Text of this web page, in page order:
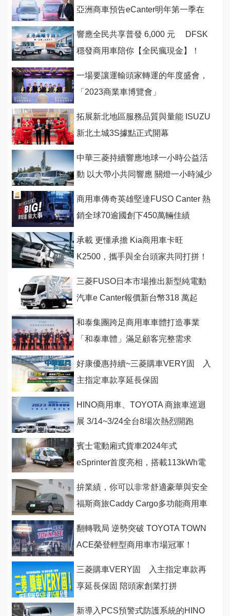
亞洲商車預告eCanter明年第一季在
響應全民共享普發 6,000 元 DFSK
穩發商用車陪你【全民瘋現金】！
一場要讓運輸頭家轉運的年度盛會，
「2023商業車博覽會」
拓展新北地區服務品質與量能 ISUZU
新北土城3S據點正式開幕
中華三菱持續響應地球一小時公益活
動 以大帶小共同響應 關燈一小時減少
商用車傳奇英雄堅達FUSO Canter 熱
銷全球70逾國創下450萬輛佳績
承載 更懂承擔 Kia商用車卡旺
K2500，攜手與全台頭家共同打拼！
三菱FUSO日本市場推出新型純電動
汽車e Canter報價新台幣318 萬起
和泰集團跨足商用車車體打造事業
「和泰車體」滿足顧客完整需求
好康優惠持續~三菱購車VERY固 入
主指定車款享延長保固
HINO商用車、TOYOTA 商旅車巡迴
展 3/14~3/24全台8場次熱烈開跑
賓士電動廂式貨車2024年式
eSprinter首度亮相，搭載113kWh電
拚業績，你可以非常舒適豪華與安全
福斯商旅Caddy Cargo多功能商用車
翻轉戰局 逆勢突破 TOYOTA TOWN
ACE榮登輕型商用車市場冠軍！
三菱購車VERY固 入主指定車款再
享延長保固 陪頭家創業打拼
新導入PCS預警式防護系統的HINO